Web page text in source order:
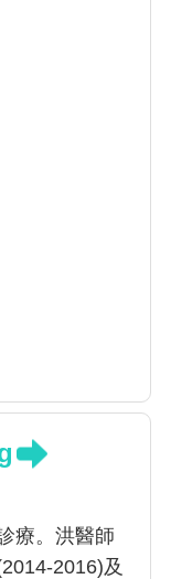
療。洪醫師
2016)及